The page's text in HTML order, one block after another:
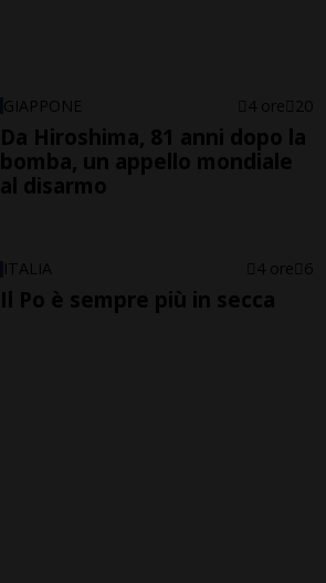
GIAPPONE 4 ore 20
Da Hiroshima, 81 anni dopo la
bomba, un appello mondiale
al disarmo
ITALIA 4 ore 6
Il Po è sempre più in secca